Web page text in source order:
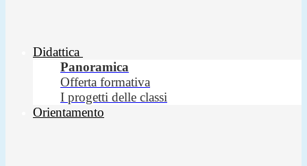
Didattica
Panoramica
Offerta formativa
I progetti delle classi
Orientamento